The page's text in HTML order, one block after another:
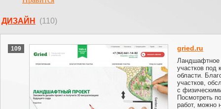
ДИЗАЙН (110)
109 gried.ru
Ландшафтное
участков под
области.
участков,
с
Посмотреть
работ, можно